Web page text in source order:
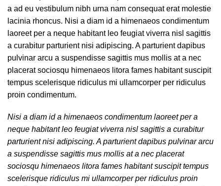
a ad eu vestibulum nibh urna nam consequat erat molestie
lacinia rhoncus. Nisi a diam id a himenaeos condimentum
laoreet per a neque habitant leo feugiat viverra nisl sagittis
a curabitur parturient nisi adipiscing. A parturient dapibus
pulvinar arcu a suspendisse sagittis mus mollis at a nec
placerat sociosqu himenaeos litora fames habitant suscipit
tempus scelerisque ridiculus mi ullamcorper per ridiculus
proin condimentum.
Nisi a diam id a himenaeos condimentum laoreet per a
neque habitant leo feugiat viverra nisl sagittis a curabitur
parturient nisi adipiscing. A parturient dapibus pulvinar arcu
a suspendisse sagittis mus mollis at a nec placerat
sociosqu himenaeos litora fames habitant suscipit tempus
scelerisque ridiculus mi ullamcorper per ridiculus proin